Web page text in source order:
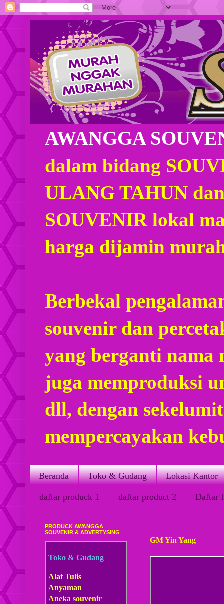
AWANGGA
dalam bidang
ULANG TAHUN
SOUVENIR lokal
harga dijamin
Berbekal
souvenir dan
yang berganti nama
juga memproduksi
dll, dengan
mempercayakan
Beranda Toko & Gudang Lokasi Kantor
daftar produck 1 daftar product 2 Daftar
GM Yin Yang
PRODUCK AWANGGA
SOUVENIR & ADVERTYSING
Toko & Gudang
Alat Tulis
Anyaman
Aneka souvenir